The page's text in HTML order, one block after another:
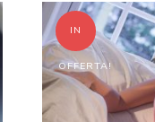
IN
OFFERTA!